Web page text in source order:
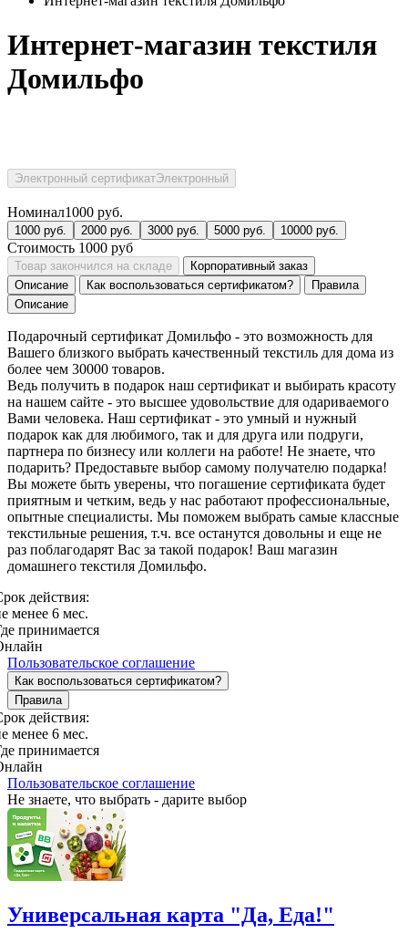
Интернет-магазин текстиля
Домильфо
Электронный сертификатЭлектронный
Номинал1000 руб.
1000 руб. 2000 руб. 3000 руб. 5000 руб. 10000 руб.
Стоимость 1000 руб
Товар закончился на складе
Корпоративный заказ
Описание
Как воспользоваться сертификатом?
Правила
Описание
Подарочный сертификат Домильфо - это возможность для
Вашего близкого выбрать качественный текстиль для дома из
более чем 30000 товаров.
Ведь получить в подарок наш сертификат и выбирать красоту
на нашем сайте - это высшее удовольствие для одариваемого
Вами человека. Наш сертификат - это умный и нужный
подарок как для любимого, так и для друга или подруги,
партнера по бизнесу или коллеги на работе! Не знаете, что
подарить? Предоставьте выбор самому получателю подарка!
Вы можете быть уверены, что погашение сертификата будет
приятным и четким, ведь у нас работают профессиональные,
опытные специалисты. Мы поможем выбрать самые классные
текстильные решения, т.ч. все останутся довольны и еще не
раз поблагодарят Вас за такой подарок! Ваш магазин
домашнего текстиля Домильфо.
действия:
менее 6 мес.
принимается
Пользовательское соглашение
Как воспользоваться сертификатом?
Правила
действия:
менее 6 мес.
принимается
Пользовательское соглашение
Не знаете, что выбрать - дарите выбор
Универсальная карта "Да, Еда!"